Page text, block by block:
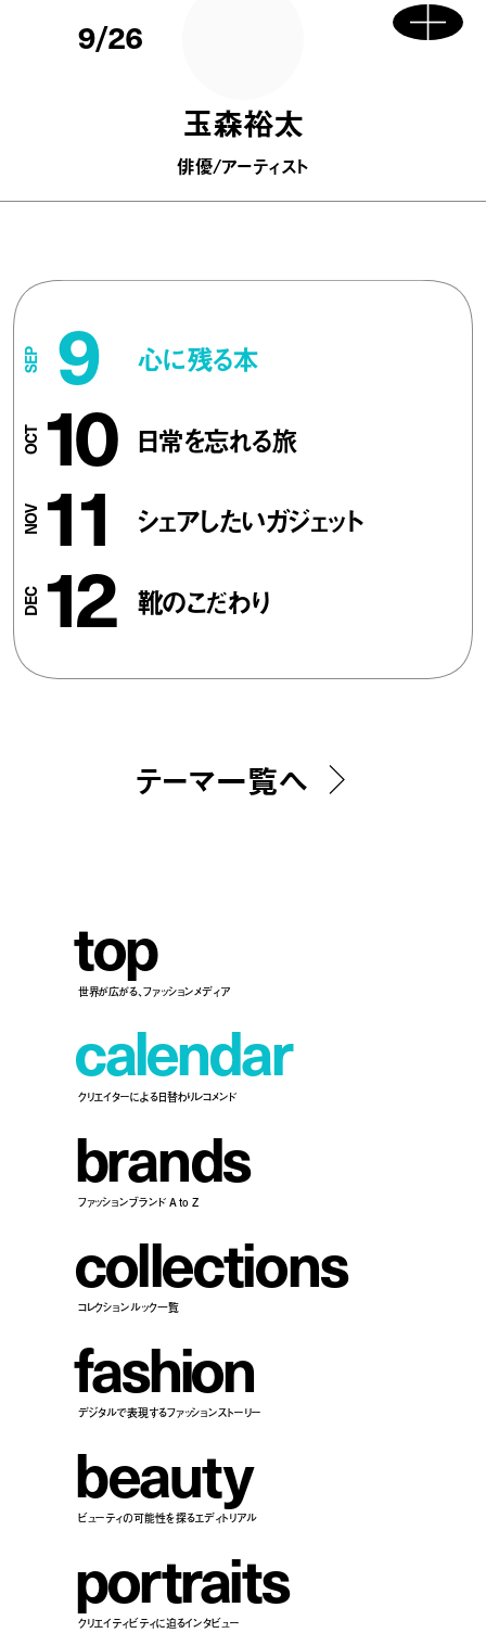
9/26
玉森裕太
俳優/アーティスト
9 心に残る本
10 日常を忘れる旅
11 シェアしたいガジェット
12 靴のこだわり
テーマ一覧へ
top
世界が広がる、ファッションメディア
calendar
クリエイターによる日替わりレコメンド
brands
ファッションブランド A to Z
collections
コレクションルック一覧
fashion
デジタルで表現するファッションストーリー
beauty
ビューティの可能性を探るエディトリアル
portraits
クリエイティビティに迫るインタビュー